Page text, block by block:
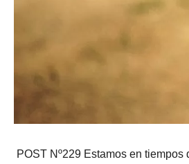
POST Nº229 Estamos en